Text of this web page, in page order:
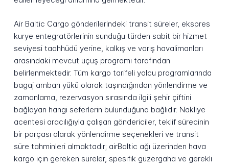
Air Baltic Cargo gönderilerindeki transit süreler, ekspres
kurye entegratörlerinin sunduğu türden sabit bir hizmet
seviyesi taahhüdü yerine, kalkış ve varış havalimanları
arasındaki mevcut uçuş programı tarafından
belirlenmektedir. Tüm kargo tarifeli yolcu programlarında
bagaj ambarı yükü olarak taşındığından yönlendirme ve
zamanlama, rezervasyon sırasında ilgili şehir çiftini
bağlayan hangi seferlerin bulunduğuna bağlıdır. Nakliye
acentesi aracılığıyla çalışan göndericiler, teklif sürecinin
bir parçası olarak yönlendirme seçenekleri ve transit
süre tahminleri almaktadır; airBaltic ağı üzerinden hava
kargo için gereken süreler, spesifik güzergaha ve gerekli